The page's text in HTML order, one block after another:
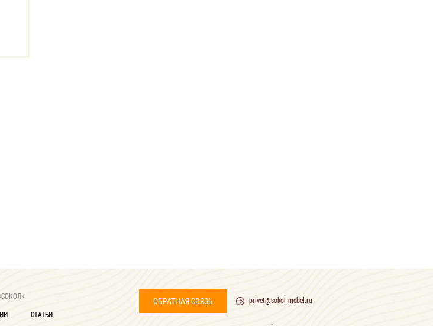
СТАТЬИ
ОБРАТНАЯ СВЯЗЬ privet@sokol-mebel.ru